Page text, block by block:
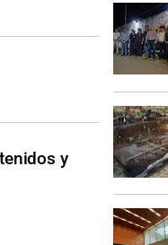
y